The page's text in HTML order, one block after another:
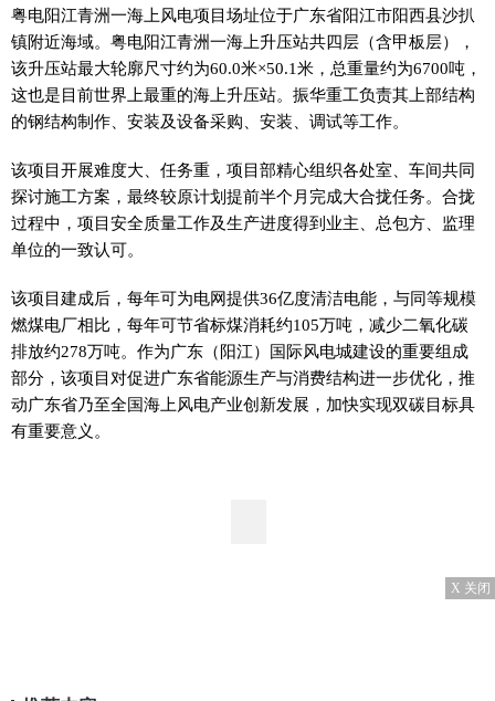
粤电阳江青洲一海上风电项目场址位于广东省阳江市阳西县沙扒
镇附近海域。粤电阳江青洲一海上升压站共四层（含甲板层），
该升压站最大轮廓尺寸约为60.0米×50.1米，总重量约为6700吨，
这也是目前世界上最重的海上升压站。振华重工负责其上部结构
的钢结构制作、安装及设备采购、安装、调试等工作。
该项目开展难度大、任务重，项目部精心组织各处室、车间共同
探讨施工方案，最终较原计划提前半个月完成大合拢任务。合拢
过程中，项目安全质量工作及生产进度得到业主、总包方、监理
单位的一致认可。
该项目建成后，每年可为电网提供36亿度清洁电能，与同等规模
燃煤电厂相比，每年可节省标煤消耗约105万吨，减少二氧化碳
排放约278万吨。作为广东（阳江）国际风电城建设的重要组成
部分，该项目对促进广东省能源生产与消费结构进一步优化，推
动广东省乃至全国海上风电产业创新发展，加快实现双碳目标具
有重要意义。
X 关闭